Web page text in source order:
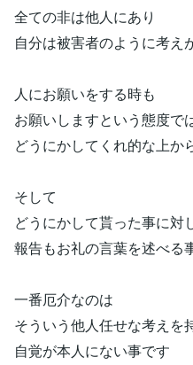
全ての非は他人にあり
自分は被害者のように考え
人にお願いをする時も
お願いしますという態度で
どうにかしてくれ的な上か
そして
どうにかして貰った事に対
報告もお礼の言葉を述べる
一番厄介なのは
そういう他人任せな考えを
自覚が本人にない事です